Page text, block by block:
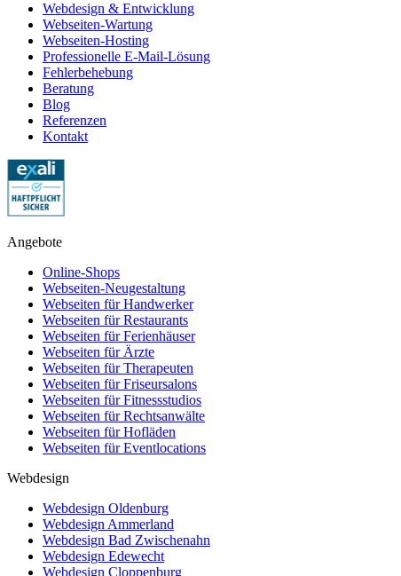
Webdesign & Entwicklung
Webseiten-Wartung
Webseiten-Hosting
Professionelle E-Mail-Lösung
Fehlerbehebung
Beratung
Blog
Referenzen
Kontakt
Angebote
Online-Shops
Webseiten-Neugestaltung
Webseiten für Handwerker
Webseiten für Restaurants
Webseiten für Ferienhäuser
Webseiten für Ärzte
Webseiten für Therapeuten
Webseiten für Friseursalons
Webseiten für Fitnessstudios
Webseiten für Rechtsanwälte
Webseiten für Hofläden
Webseiten für Eventlocations
Webdesign
Webdesign Oldenburg
Webdesign Ammerland
Webdesign Bad Zwischenahn
Webdesign Edewecht
Webdesign Cloppenburg